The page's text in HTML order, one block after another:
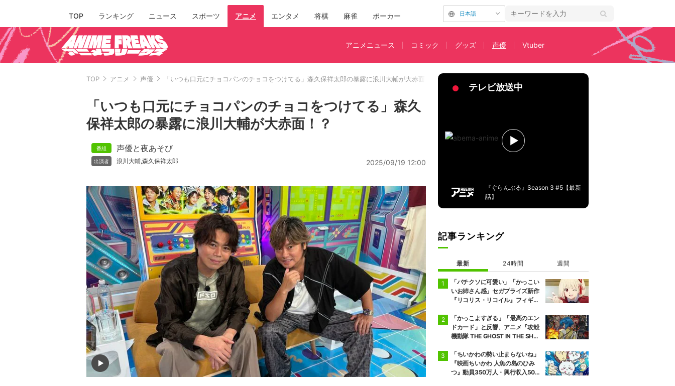
TOP ランキング ニュース スポーツ アニメ エンタメ 将棋 麻雀 ポーカー 日本語
アニメニュース コミック グッズ 声優 Vtuber
TOP アニメ 声優 「いつも口元にチョコパンのチョコをつけてる」森久保祥太郎の暴露に浪川大輔が大赤面！？
「いつも口元にチョコパンのチョコをつけてる」森久
保祥太郎の暴露に浪川大輔が大赤面！？
声優と夜あそび
浪川大輔,森久保祥太郎 2025/09/19 12:00
テレビ放送中
『ぐらんぶる』Season 3 #5【最新
話】
記事ランキング
最新 24時間 週間
「バチクソに可愛い」「かっこい
いお姉さん感」セガプライズ新作
『リコリス・リコイル』フィギュ
「かっこよすぎる」「最高のエン
ドカード」と反響、アニメ『攻殻
機動隊 THE GHOST IN THE SHEL
「ちいかわの勢い止まらないね」
『映画ちいかわ 人魚の島のひみ
つ』動員350万人・興行収入50億